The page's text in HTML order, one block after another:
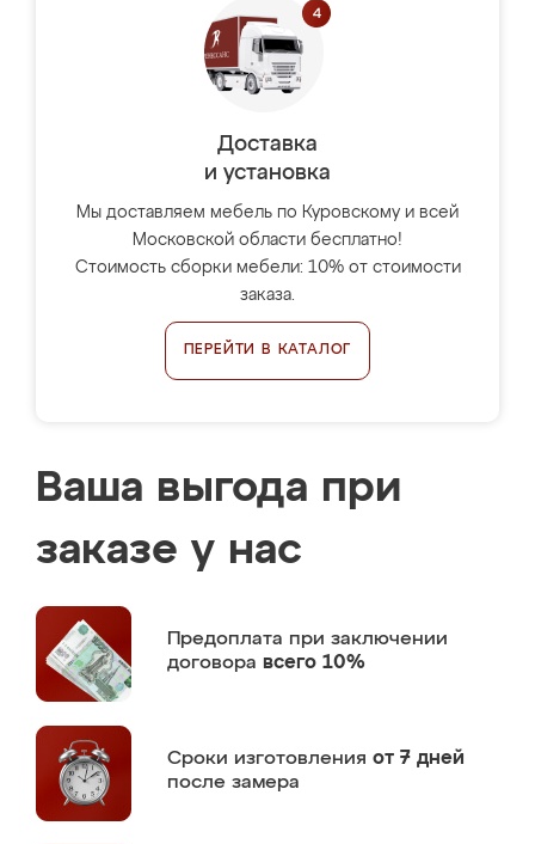
Доставка
и установка
Мы доставляем мебель по Куровскому и всей
Московской области бесплатно!
Стоимость сборки мебели: 10% от стоимости
заказа.
ПЕРЕЙТИ В КАТАЛОГ
Ваша выгода при
заказе у нас
Предоплата при заключении
договора всего 10%
Сроки изготовления от 7 дней
после замера